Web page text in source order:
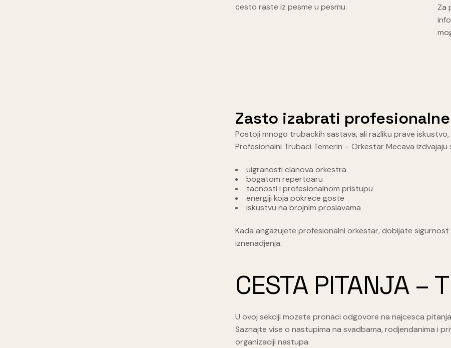
cesto raste iz pesme u pesmu.
Za
Zasto izabrati
Postoji mnogo trubackih sastava, ali razliku prave
Profesionalni Trubaci Temerin – Orkestar Mecava izdvajaju
uigranosti clanova orkestra
bogatom repertoaru
tacnosti i profesionalnom pristupu
energiji koja pokrece goste
iskustvu na brojnim proslavama
Kada angazujete profesionalni orkestar, dobijate
iznenadjenja.
CESTA PITANJA –
U ovoj sekciji mozete pronaci odgovore na najcesca
Saznajte vise o nastupima na svadbama, rodjendanima i
organizaciji nastupa.